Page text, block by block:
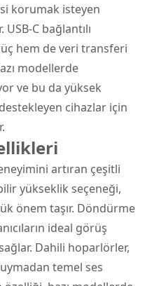
korumak isteyen
C bağlantılı
hem de veri transferi
modellerde
ve bu da yüksek
cihazlar için
artıran çeşitli
yükseklik seçeneği,
önem taşır. Döndürme
ideal görüş
Dahili hoparlörler,
temel ses